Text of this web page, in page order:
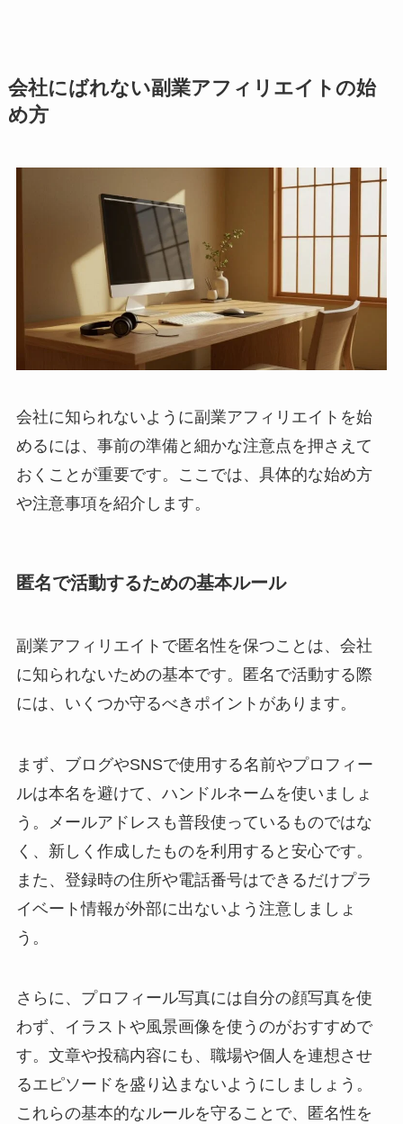
会社にばれない副業アフィリエイトの始
め方
会社に知られないように副業アフィリエイトを始
めるには、事前の準備と細かな注意点を押さえて
おくことが重要です。ここでは、具体的な始め方
や注意事項を紹介します。
匿名で活動するための基本ルール
副業アフィリエイトで匿名性を保つことは、会社
に知られないための基本です。匿名で活動する際
には、いくつか守るべきポイントがあります。
まず、ブログやSNSで使用する名前やプロフィー
ルは本名を避けて、ハンドルネームを使いましょ
う。メールアドレスも普段使っているものではな
く、新しく作成したものを利用すると安心です。
また、登録時の住所や電話番号はできるだけプラ
イベート情報が外部に出ないよう注意しましょ
う。
さらに、プロフィール写真には自分の顔写真を使
わず、イラストや風景画像を使うのがおすすめで
す。文章や投稿内容にも、職場や個人を連想させ
るエピソードを盛り込まないようにしましょう。
これらの基本的なルールを守ることで、匿名性を